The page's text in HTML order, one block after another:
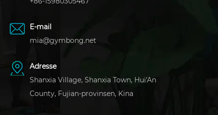
E-mail
mia@gymbong.net
Adresse
Shanxia Village, Shanxia Town, Hui'An
County, Fujian-provinsen, Kina